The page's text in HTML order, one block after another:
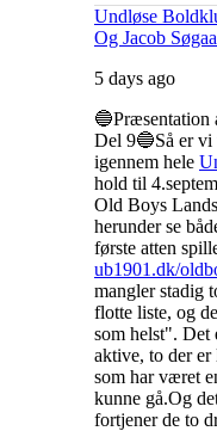
Undløse
Og Jacob
5 days ago
🔵Præsentation
Del 9🔵Så er
igennem hele
hold til
Old Boys
herunder se
første atten
ub1901.dk/
mangler stadig
flotte liste, og
som helst". Det
aktive, to der er
som har været
kunne gå.Og
fortjener de to